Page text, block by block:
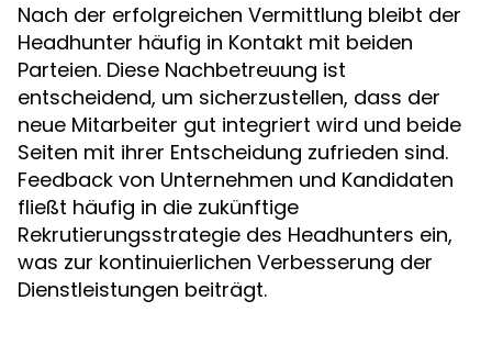
Nach der erfolgreichen Vermittlung bleibt der
Headhunter häufig in Kontakt mit beiden
Parteien. Diese Nachbetreuung ist
entscheidend, um sicherzustellen, dass der
neue Mitarbeiter gut integriert wird und beide
Seiten mit ihrer Entscheidung zufrieden sind.
Feedback von Unternehmen und Kandidaten
fließt häufig in die zukünftige
Rekrutierungsstrategie des Headhunters ein,
was zur kontinuierlichen Verbesserung der
Dienstleistungen beiträgt.